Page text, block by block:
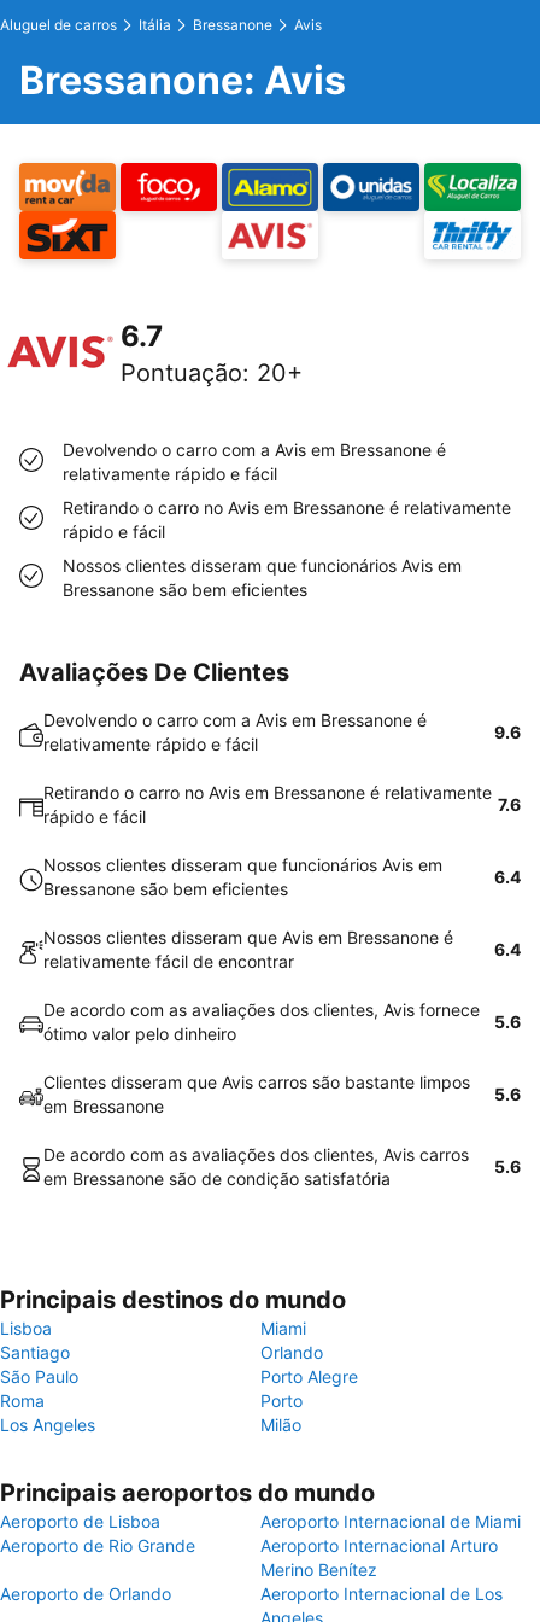
Aluguel de carros Itália Bressanone Avis
Bressanone: Avis
6.7
Pontuação: 20+
Devolvendo o carro com a Avis em Bressanone é
relativamente rápido e fácil
Retirando o carro no Avis em Bressanone é relativamente
rápido e fácil
Nossos clientes disseram que funcionários Avis em
Bressanone são bem eficientes
Avaliações De Clientes
Devolvendo o carro com a Avis em Bressanone é
relativamente rápido e fácil
9.6
Retirando o carro no Avis em Bressanone é relativamente
rápido e fácil
7.6
Nossos clientes disseram que funcionários Avis em
Bressanone são bem eficientes
6.4
Nossos clientes disseram que Avis em Bressanone é
relativamente fácil de encontrar
6.4
De acordo com as avaliações dos clientes, Avis fornece
ótimo valor pelo dinheiro
5.6
Clientes disseram que Avis carros são bastante limpos
em Bressanone
5.6
De acordo com as avaliações dos clientes, Avis carros
em Bressanone são de condição satisfatória
5.6
Principais destinos do mundo
Lisboa
Miami
Santiago
Orlando
São Paulo
Porto Alegre
Roma
Porto
Los Angeles
Milão
Principais aeroportos do mundo
Aeroporto de Lisboa
Aeroporto Internacional de Miami
Aeroporto de Rio Grande
Aeroporto Internacional Arturo
Merino Benítez
Aeroporto de Orlando
Aeroporto Internacional de Los
Angeles